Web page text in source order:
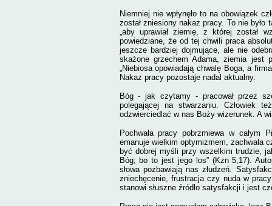
Niemniej nie wpłynęło to na obowiązek
został zniesiony nakaz pracy. To nie
„aby uprawiał ziemię, z której został
powiedziane, że od tej chwili praca
jeszcze bardziej dojmujące, ale nie
skażone grzechem Adama, ziemia
„Niebiosa opowiadają chwalę Boga, a
Nakaz pracy pozostaje nadal aktualny.
Bóg - jak czytamy - pracował przez
polegającej na stwarzaniu. Człowiek
odzwierciedlać w nas Boży wizerunek. A
Pochwała pracy pobrzmiewa w całym
emanuje wielkim optymizmem, zachwala
być dobrej myśli przy wszelkim trudzie,
Bóg; bo to jest jego los” (Kzn 5,17).
słowa pozbawiają nas złudzeń.
zniechęcenie, frustracja czy nuda w
stanowi słuszne źródło satysfakcji i jest